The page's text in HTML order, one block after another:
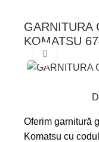
GARNITURA
KOMATSU
Oferim garnitură
Komatsu cu codul